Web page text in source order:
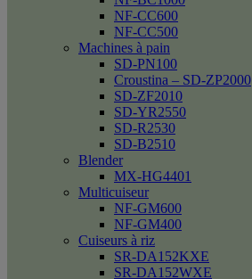
NF-CC600
NF-CC500
Machines à pain
SD-PN100
Croustina – SD-ZP2000
SD-ZF2010
SD-YR2550
SD-R2530
SD-B2510
Blender
MX-HG4401
Multicuiseur
NF-GM600
NF-GM400
Cuiseurs à riz
SR-DA152KXE
SR-DA152WXE